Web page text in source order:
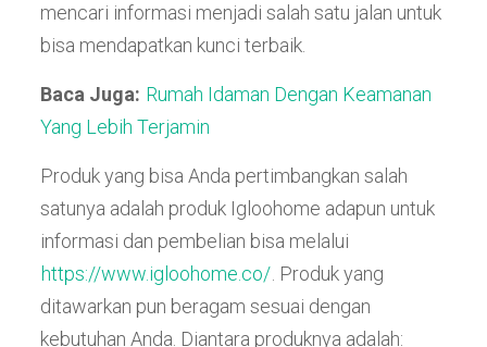
mencari informasi menjadi salah satu jalan untuk
bisa mendapatkan kunci terbaik.
Baca Juga: Rumah Idaman Dengan Keamanan
Yang Lebih Terjamin
Produk yang bisa Anda pertimbangkan salah
satunya adalah produk Igloohome adapun untuk
informasi dan pembelian bisa melalui
https://www.igloohome.co/ . Produk yang
ditawarkan pun beragam sesuai dengan
kebutuhan Anda. Diantara produknya adalah: